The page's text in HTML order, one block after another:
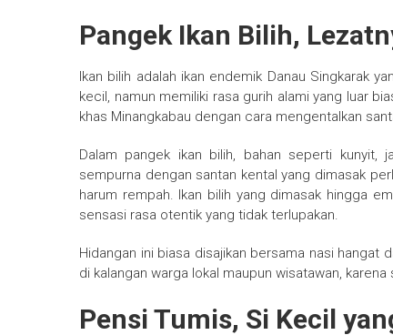
Pangek Ikan Bilih,
Ikan bilih adalah ikan endemik Danau Singkarak
kecil, namun memiliki rasa gurih alami yang luar
khas Minangkabau dengan cara mengentalkan
Dalam pangek ikan bilih, bahan seperti kunyit,
sempurna dengan santan kental yang dimasak
harum rempah. Ikan bilih yang dimasak hingga
sensasi rasa otentik yang tidak terlupakan.
Hidangan ini biasa disajikan bersama nasi hangat
di kalangan warga lokal maupun wisatawan,
Pensi Tumis, Si Kecil